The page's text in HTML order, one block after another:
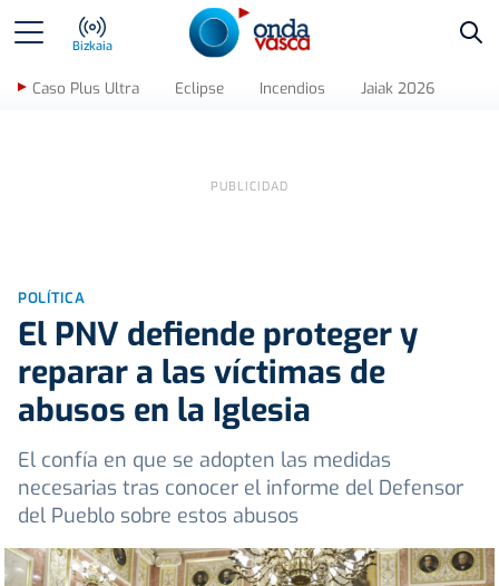
Bizkaia
Caso Plus Ultra Eclipse Incendios Jaiak 2026
POLÍTICA
El PNV defiende proteger y
reparar a las víctimas de
abusos en la Iglesia
El confía en que se adopten las medidas
necesarias tras conocer el informe del Defensor
del Pueblo sobre estos abusos